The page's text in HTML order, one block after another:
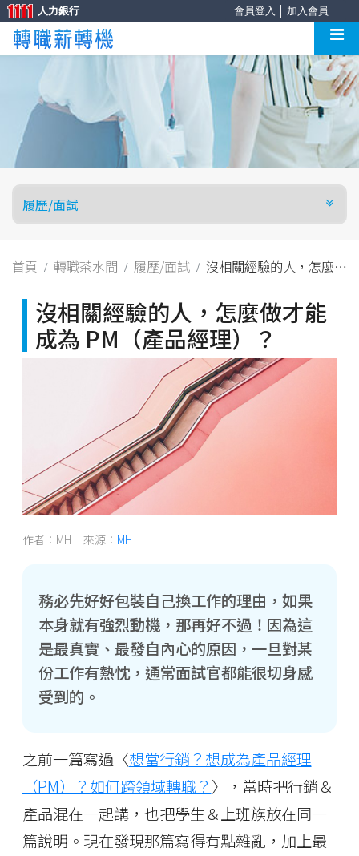
會員登入 加入會員
人力銀行
首頁 轉職茶水間 履歷/面試
沒相關經驗的人，怎麼做
理）？
沒相關經驗的人，怎麼做才能
成為 PM（產品經理）？
作者：MH 來源： MH
務必先好好包裝自己換工作的理由，如果
本身就有強烈動機，那再好不過！因為這
是最真實、最發自內心的原因，一旦對某
份工作有熱忱，通常面試官都能很切身感
受到的。
之前一篇寫過〈想當行銷？想成為產品經理
（PM）？如何跨領域轉職？ 〉，當時把行銷＆
產品混在一起講，也把學生＆上班族放在同一
篇說明。現在發現那篇寫得有點雜亂，加上最